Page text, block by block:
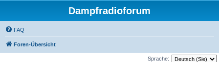
Dampfradioforum
FAQ
Foren-Übersicht
Sprache: